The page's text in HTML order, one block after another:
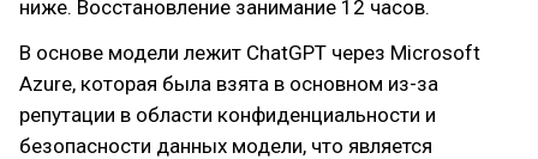
ниже. Восстановление занимание 12 часов.
В основе модели лежит ChatGPT через Microsoft
Azure, которая была взята в основном из-за
репутации в области конфиденциальности и
безопасности данных модели, что является